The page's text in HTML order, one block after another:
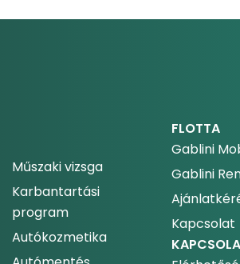
Műszaki vizsga
Karbantartási
program
Autókozmetika
FLOTTA
Gablini
Gablini
Kapcsolat